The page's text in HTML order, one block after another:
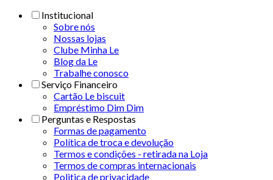
Institucional
Sobre nós
Nossas lojas
Clube Minha Le
Blog da Le
Trabalhe conosco
Serviço Financeiro
Cartão Le biscuit
Empréstimo Dim Dim
Perguntas e Respostas
Formas de pagamento
Política de troca e devolução
Termos e condições - retirada na Loja
Termos de compras internacionais
Politica de privacidade